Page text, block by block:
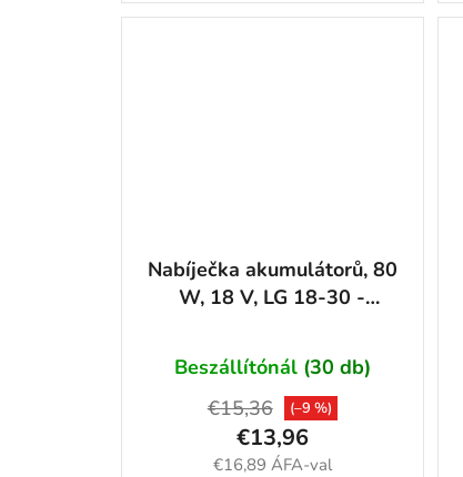
Nabíječka akumulátorů, 80
W, 18 V, LG 18-30 -
Beszállítónál (30 db)
€16,89 ÁFA-val
€13,96
€15,36 (–9 %)